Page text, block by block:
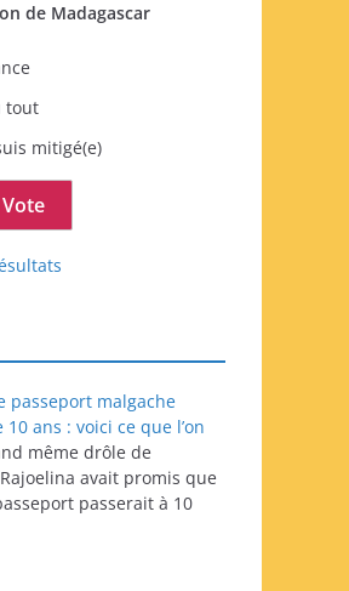
de Madagascar
tout
mitigé(e)
passeport malgache
ans : voici ce que l’on
même drôle de
avait promis que
passerait à 10